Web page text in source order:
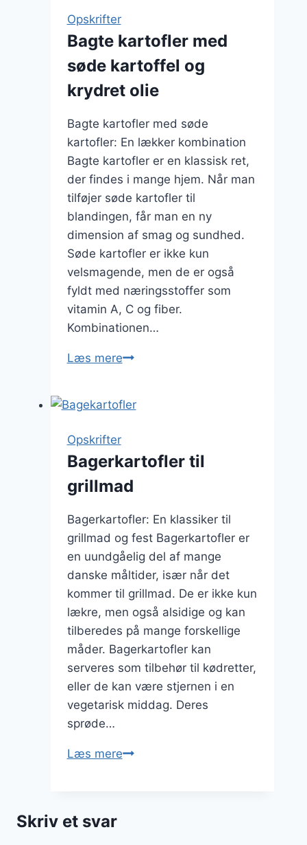
Opskrifter
Bagte kartofler med
søde kartoffel og
krydret olie
Bagte kartofler med søde
kartofler: En lækker kombination
Bagte kartofler er en klassisk ret,
der findes i mange hjem. Når man
tilføjer søde kartofler til
blandingen, får man en ny
dimension af smag og sundhed.
Søde kartofler er ikke kun
velsmagende, men de er også
fyldt med næringsstoffer som
vitamin A, C og fiber.
Kombinationen…
Læs mereBagte
søde
krydret
olie
Opskrifter
Bagerkartofler til
grillmad
Bagerkartofler: En klassiker til
grillmad og fest Bagerkartofler er
en uundgåelig del af mange
danske måltider, især når det
kommer til grillmad. De er ikke kun
lækre, men også alsidige og kan
tilberedes på mange forskellige
måder. Bagerkartofler kan
serveres som tilbehør til kødretter,
eller de kan være stjernen i en
vegetarisk middag. Deres
sprøde…
Læs mereBagerkartofler
Skriv et svar